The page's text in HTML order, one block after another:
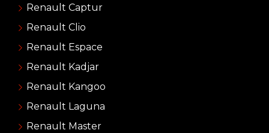
Renault Captur
Renault Clio
Renault Espace
Renault Kadjar
Renault Kangoo
Renault Laguna
Renault Master